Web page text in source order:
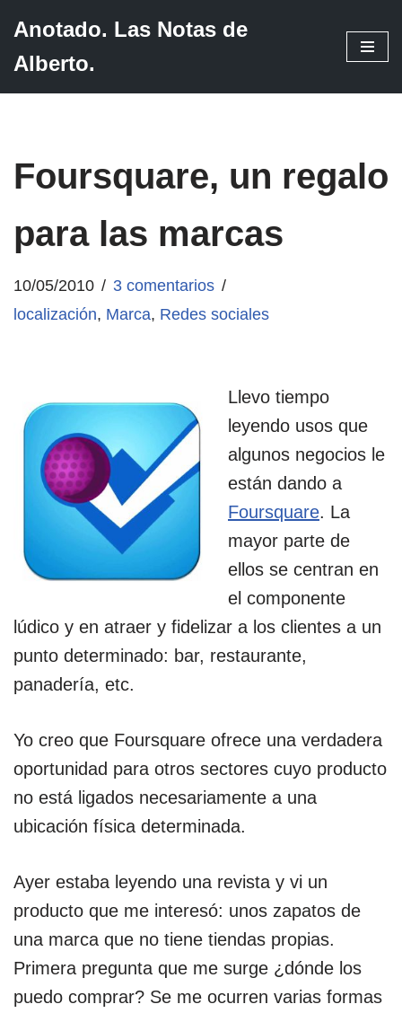
Saltar
Anotado. Las Notas de
Alberto.
Foursquare, un regalo
para las marcas
10/05/2010
3 comentarios
localización, Marca, Redes sociales
Llevo tiempo
leyendo usos que
algunos negocios le
están dando a
Foursquare. La
mayor parte de
ellos se centran en
el componente
lúdico y en atraer y fidelizar a los clientes a un
punto determinado: bar, restaurante,
panadería, etc.
Yo creo que Foursquare ofrece una verdadera
oportunidad para otros sectores cuyo producto
no está ligados necesariamente a una
ubicación física determinada.
Ayer estaba leyendo una revista y vi un
producto que me interesó: unos zapatos de
una marca que no tiene tiendas propias.
Primera pregunta que me surge ¿dónde los
puedo comprar? Se me ocurren varias formas